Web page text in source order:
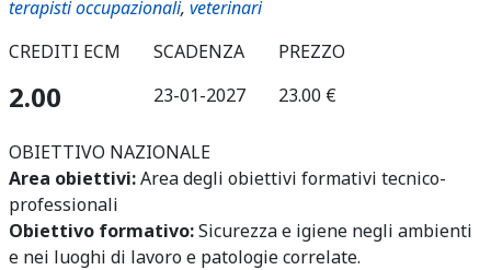
terapisti occupazionali, veterinari
CREDITI ECM
2.00
SCADENZA
23-01-2027
PREZZO
23.00 €
OBIETTIVO NAZIONALE
Area obiettivi:Area degli obiettivi formativi tecnico-
professionali
Obiettivo formativo:Sicurezza e igiene negli ambienti
e nei luoghi di lavoro e patologie correlate.